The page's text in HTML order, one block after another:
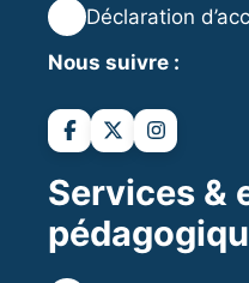
Déclaration
Nous suivre :
Services &